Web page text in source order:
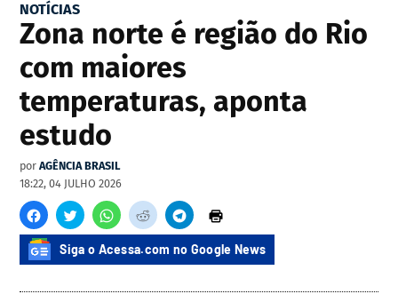
NOTÍCIAS
Zona norte é região do Rio
com maiores
temperaturas, aponta
estudo
por AGÊNCIA BRASIL
18:22, 04 JULHO 2026
Siga o Acessa.com no Google News